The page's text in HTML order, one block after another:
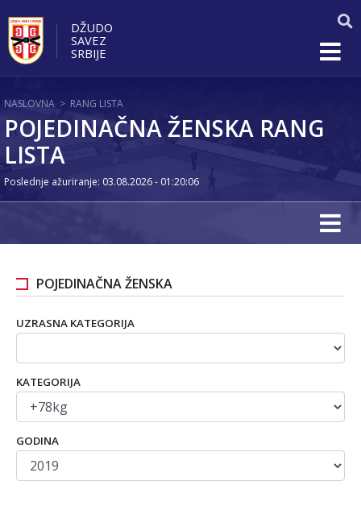
DŽUDO
SAVEZ
SRBIJE
NASLOVNA > RANG LISTA
POJEDINAČNA ŽENSKA RANG
LISTA
Poslednje ažuriranje: 03.08.2026 - 01:20:06
POJEDINAČNA ŽENSKA
UZRASNA KATEGORIJA
KATEGORIJA
GODINA